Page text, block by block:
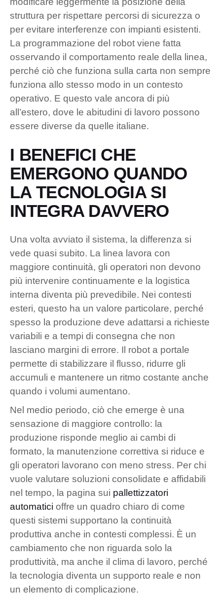
struttura per rispettare percorsi di sicurezza o
per evitare interferenze con impianti esistenti.
La programmazione del robot viene fatta
osservando il comportamento reale della linea,
perché ciò che funziona sulla carta non sempre
funziona allo stesso modo in un contesto
operativo. E questo vale ancora di più
all’estero, dove le abitudini di lavoro possono
essere diverse da quelle italiane.
I BENEFICI CHE
EMERGONO QUANDO
LA TECNOLOGIA SI
INTEGRA DAVVERO
Una volta avviato il sistema, la differenza si
vede quasi subito. La linea lavora con
maggiore continuità, gli operatori non devono
più intervenire continuamente e la logistica
interna diventa più prevedibile. Nei contesti
esteri, questo ha un valore particolare, perché
spesso la produzione deve adattarsi a richieste
variabili e a tempi di consegna che non
lasciano margini di errore. Il robot a portale
permette di stabilizzare il flusso, ridurre gli
accumuli e mantenere un ritmo costante anche
quando i volumi aumentano.
Nel medio periodo, ciò che emerge è una
sensazione di maggiore controllo: la
produzione risponde meglio ai cambi di
formato, la manutenzione correttiva si riduce e
gli operatori lavorano con meno stress. Per chi
vuole valutare soluzioni consolidate e affidabili
nel tempo, la pagina sui pallettizzatori
automatici offre un quadro chiaro di come
questi sistemi supportano la continuità
produttiva anche in contesti complessi. È un
cambiamento che non riguarda solo la
produttività, ma anche il clima di lavoro, perché
la tecnologia diventa un supporto reale e non
un elemento di complicazione.